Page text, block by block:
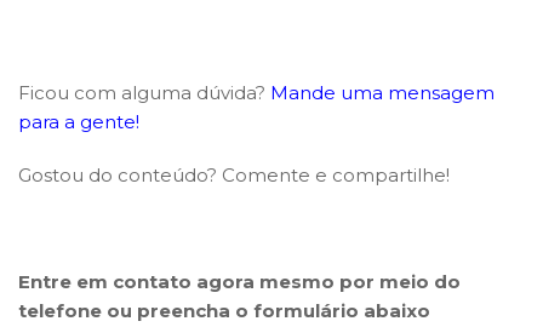
Ficou com alguma dúvida? Mande uma mensagem
para a gente!
Gostou do conteúdo? Comente e compartilhe!
Entre em contato agora mesmo por meio do
telefone ou preencha o formulário abaixo